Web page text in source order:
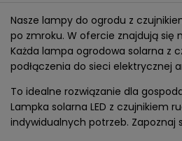
Nasze lampy do ogrodu z
po zmroku. W ofercie znajdują się
Każda lampa ogrodowa solarna z
podłączenia do sieci elektrycznej
To idealne rozwiązanie dla
Lampka solarna LED z czujnikiem
indywidualnych potrzeb.